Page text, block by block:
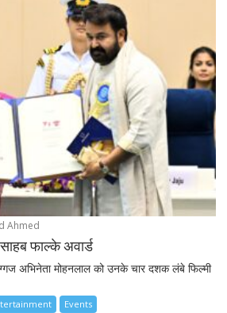
Ahmed
फाल्के अवार्ड
अभिनेता मोहनलाल को उनके चार दशक लंबे फिल्मी
Events